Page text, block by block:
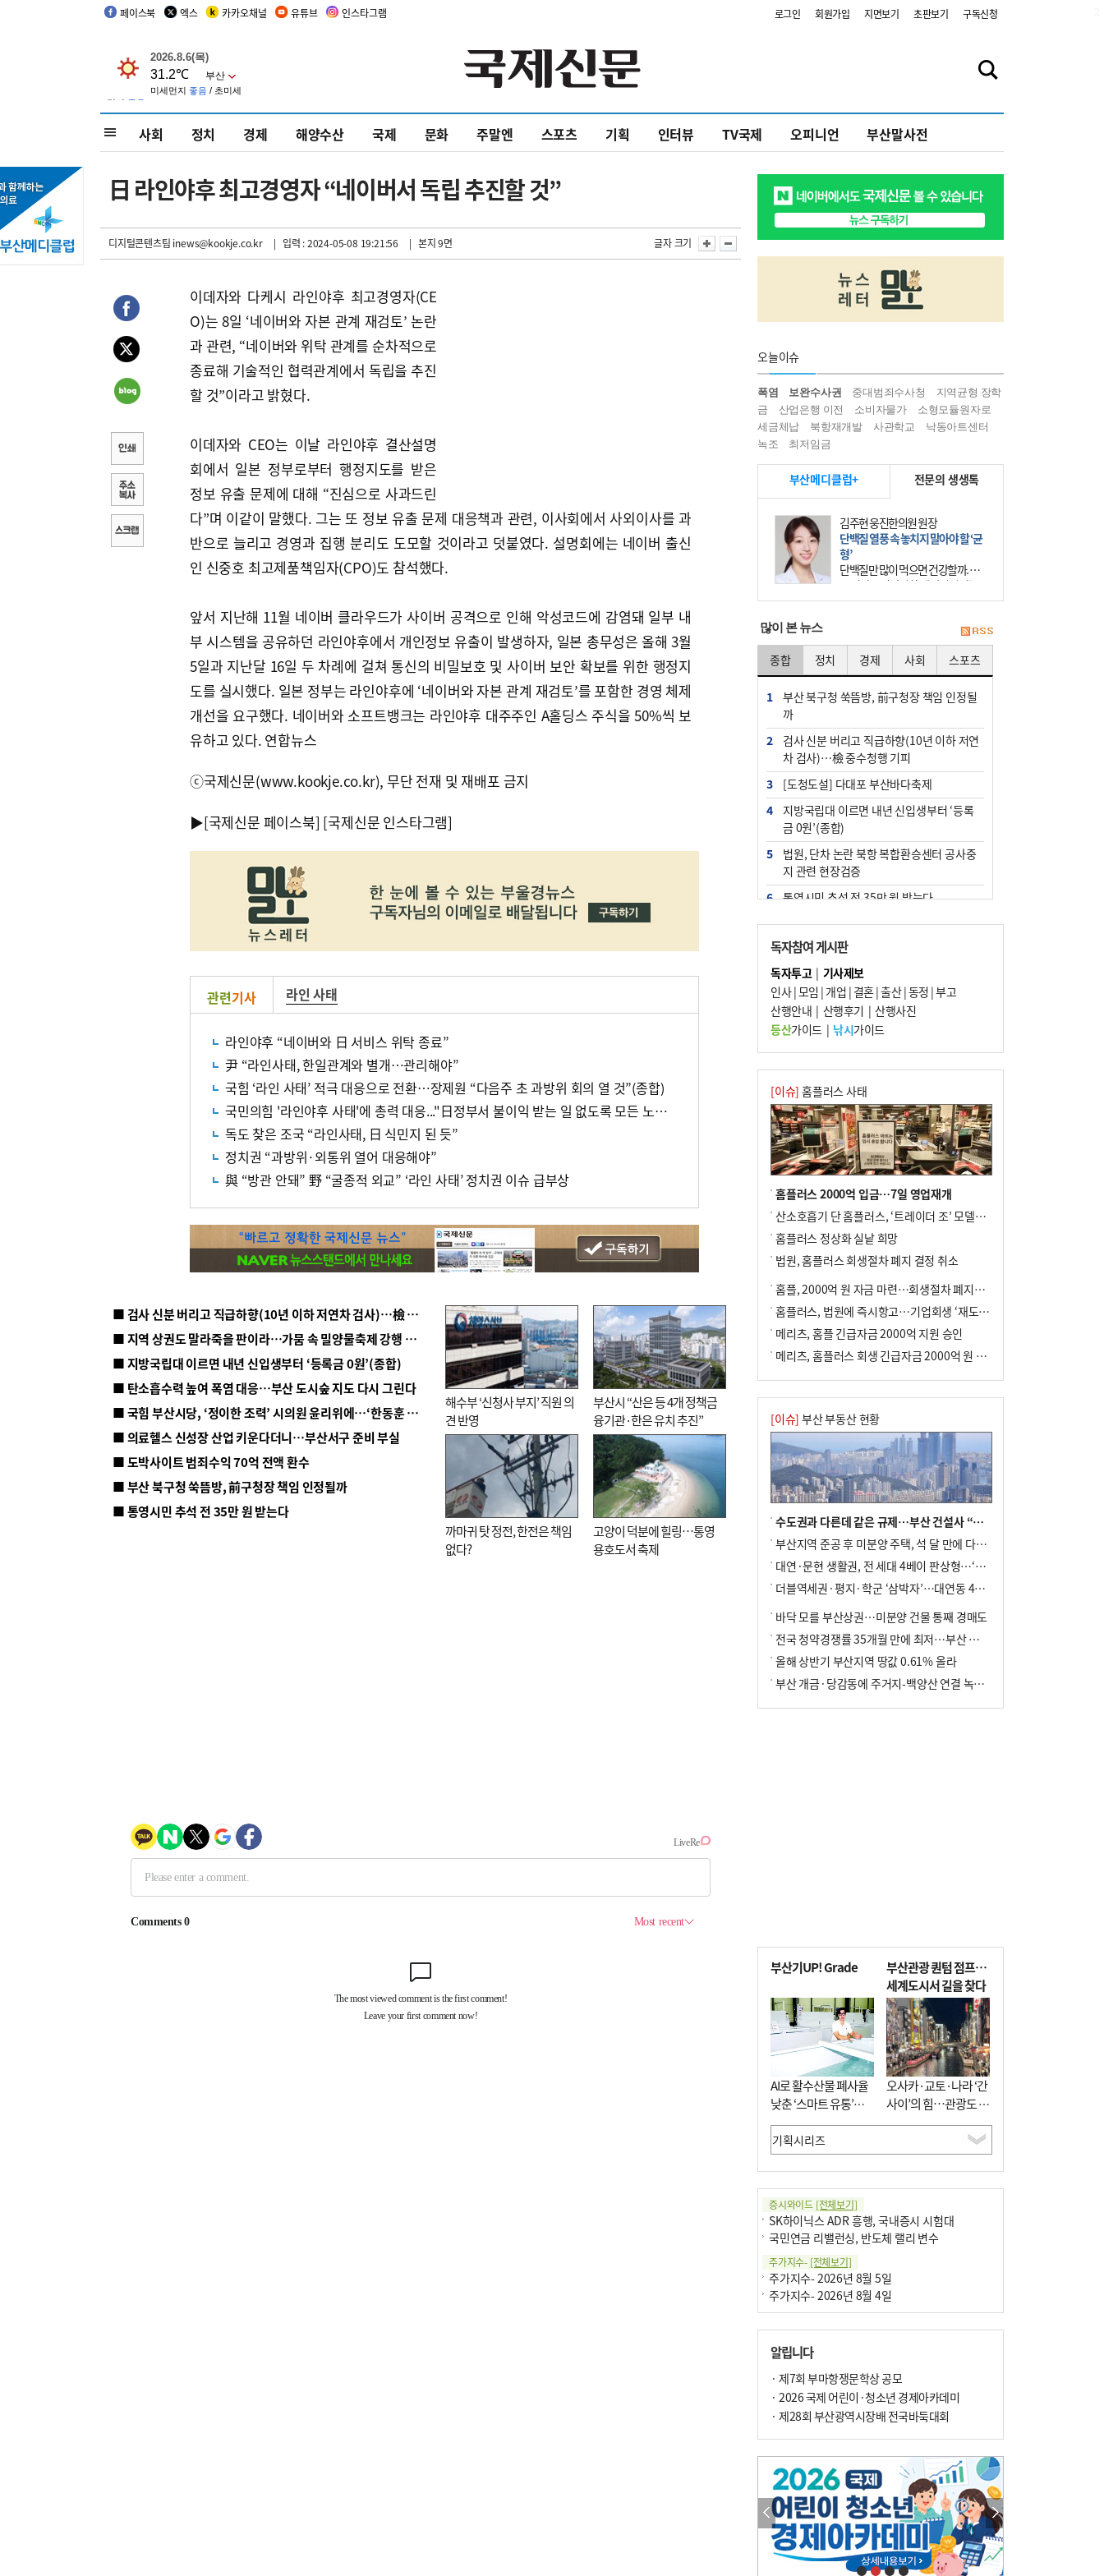
페이스북 엑스 카카오채널 유튜브 인스타그램 로그인 회원가입 지면보기 초판보기 구독신청
사회 정치 경제 해양수산 국제 문화 주말엔 스포츠 기획 인터뷰 TV국제 오피니언 부산말사전
日 라인야후 최고경영자 “네이버서 독립 추진할 것”
디지털콘텐츠팀 inews@kookje.co.kr | 입력 : 2024-05-08 19:21:56 | 본지 9면 글자 크기
이데자와 다케시 라인야후 최고경영자(CE
O)는 8일 ‘네이버와 자본 관계 재검토’ 논란
과 관련, “네이버와 위탁 관계를 순차적으로
종료해 기술적인 협력관계에서 독립을 추진
할 것”이라고 밝혔다.
이데자와 CEO는 이날 라인야후 결산설명
회에서 일본 정부로부터 행정지도를 받은
정보 유출 문제에 대해 “진심으로 사과드린
다”며 이같이 말했다. 그는 또 정보 유출 문제 대응책과 관련, 이사회에서 사외이사를 과
반으로 늘리고 경영과 집행 분리도 도모할 것이라고 덧붙였다. 설명회에는 네이버 출신
인 신중호 최고제품책임자(CPO)도 참석했다.
앞서 지난해 11월 네이버 클라우드가 사이버 공격으로 인해 악성코드에 감염돼 일부 내
부 시스템을 공유하던 라인야후에서 개인정보 유출이 발생하자, 일본 총무성은 올해 3월
5일과 지난달 16일 두 차례에 걸쳐 통신의 비밀보호 및 사이버 보안 확보를 위한 행정지
도를 실시했다. 일본 정부는 라인야후에 ‘네이버와 자본 관계 재검토’를 포함한 경영 체제
개선을 요구했다. 네이버와 소프트뱅크는 라인야후 대주주인 A홀딩스 주식을 50%씩 보
유하고 있다. 연합뉴스
ⓒ국제신문(www.kookje.co.kr), 무단 전재 및 재배포 금지
▶[국제신문 페이스북] [국제신문 인스타그램]
관련기사 라인 사태
라인야후 “네이버와 日 서비스 위탁 종료”
尹 “라인사태, 한일관계와 별개…관리해야”
국힘 ‘라인 사태’ 적극 대응으로 전환…장제원 “다음주 초 과방위 회의 열 것”(종합)
국민의힘 '라인야후 사태'에 총력 대응..."日정부서 불이익 받는 일 없도록 모든 노력"
독도 찾은 조국 “라인사태, 日 식민지 된 듯”
정치권 “과방위·외통위 열어 대응해야”
與 “방관 안돼” 野 “굴종적 외교” ‘라인 사태’ 정치권 이슈 급부상
■ 검사 신분 버리고 직급하향(10년 이하 저연차 검사)…檢 중수청행 기피
■ 지역 상권도 말라죽을 판이라…가뭄 속 밀양물축제 강행 논란
■ 지방국립대 이르면 내년 신입생부터 ‘등록금 0원’(종합)
■ 탄소흡수력 높여 폭염 대응…부산 도시숲 지도 다시 그린다
■ 국힘 부산시당, ‘정이한 조력’ 시의원 윤리위에…‘한동훈 지지’도 신고접수
■ 의료헬스 신성장 산업 키운다더니…부산서구 준비 부실
■ 도박사이트 범죄수익 70억 전액 환수
■ 부산 북구청 쑥뜸방, 前구청장 책임 인정될까
■ 통영시민 추석 전 35만 원 받는다
해수부 ‘신청사 부지’ 직원 의
견 반영
부산시 “산은 등 4개 정책금
융기관·한은 유치 추진”
까마귀 탓 정전, 한전은 책임
없다?
고양이 덕분에 힐링…통영
용호도서 축제
오늘이슈
폭염 보완수사권 중대범죄수사청
지역균형 장학
금
산업은행 이전 소비자물가
소형모듈원자로
세금체납
북항재개발 사관학교
낙동아트센터
녹조
최저임금
부산메디클럽+ 전문의 생생톡
김주현 웅진한의원 원장
단백질 열풍 속 놓치지 말아야 할 ‘균
형’
단백질만 많이 먹으면 건강할까. 요
즘 건강을 이야기할 때 빠지지 않는
키워드가 단백질이다. 헬스장을 다니
많이 본 뉴스
종합 정치 경제 사회 스포츠
1
부산 북구청 쑥뜸방, 前구청장 책임 인정될
까
2
검사 신분 버리고 직급하향(10년 이하 저연
차 검사)…檢 중수청행 기피
3
[도청도설] 다대포 부산바다축제
4
지방국립대 이르면 내년 신입생부터 ‘등록
금 0원’(종합)
5
법원, 단차 논란 북항 복합환승센터 공사중
지 관련 현장검증
6
통영시민 추석 전 35만 원 받는다
7
지역 상권도 말라죽을 판이라…가뭄 속 밀
양물축제 강행 논란
8
부산 철강공장 50대 노동자 추락사
9
국힘 부산시당, ‘정이한 조력’ 시의원 윤리
위에…‘한동훈 지지’도 신고접수
10 탄소흡수력 높여 폭염 대응…부산 도시숲
지도 다시 그린다
독자참여 게시판
독자투고| 기사제보
인사|모임 | 개업 | 결혼|출산|동정 |부고
산행안내 | 산행후기 | 산행사진
등산가이드| 낚시가이드
[이슈] 홈플러스 사태
홈플러스 2000억 입금…7일 영업재개
산소호흡기 단 홈플러스, ‘트레이더 조’ 모델로 살아날까
홈플러스 정상화 실낱 희망
법원, 홈플러스 회생절차 폐지 결정 취소
홈플, 2000억 원 자금 마련…회생절차 폐지에 즉시항고(종합)
홈플러스, 법원에 즉시항고…기업회생 ‘재도전’
메리츠, 홈플 긴급자금 2000억 지원 승인
메리츠, 홈플러스 회생 긴급자금 2000억 원 지원 승인
[이슈] 부산 부동산 현황
수도권과 다른데 같은 규제…부산 건설사 “쓰러지기 직전”
부산지역 준공 후 미분양 주택, 석 달 만에 다시 3000가구 넘어서
대연·문현 생활권, 전 세대 4베이 판상형…‘더샵 트리센트’ 내달 분양
더블역세권·평지·학군 ‘삼박자’…대연동 42층 브랜드 단지
바닥 모를 부산상권…미분양 건물 통째 경매도
전국 청약경쟁률 35개월 만에 최저…부산 미분양 ‘적체’ 심화
올해 상반기 부산지역 땅값 0.61% 올라
부산 개금·당감동에 주거지-백양산 연결 녹지 조성
부산기UP! Grade
AI로 활수산물 폐사율
낮춘 ‘스마트 유통’…
사막·산악지대 수출
도전
부산관광 퀀텀 점프…
세계도시서 길을 찾다
오사카·교토·나라 ‘간
사이’의 힘…관광도 뭉
쳐야 흥한다
증시와이드 [전체보기]
SK하이닉스 ADR 흥행, 국내증시 시험대
국민연금 리밸런싱, 반도체 랠리 변수
주가지수- [전체보기]
주가지수- 2026년 8월 5일
주가지수- 2026년 8월 4일
알립니다
· 제7회 부마항쟁문학상 공모
· 2026 국제 어린이·청소년 경제아카데미
· 제28회 부산광역시장배 전국바둑대회